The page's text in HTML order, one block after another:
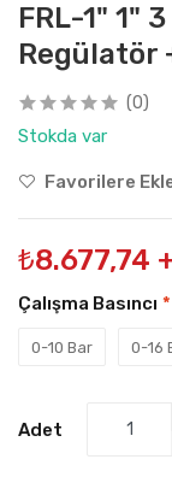
FRL-1" 1"
Regülatör
(0)
Stokda var
Favorilere
₺8.677,74
Çalışma Basıncı *
0-10 Bar 0-16
Adet